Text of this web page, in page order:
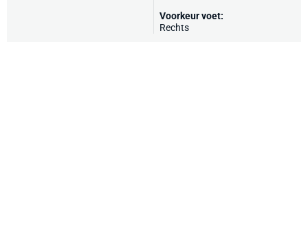
Voorkeur voet:
Rechts